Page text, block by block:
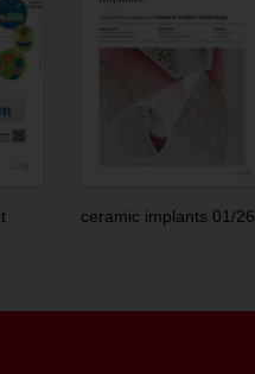
ceramic implants 01/26